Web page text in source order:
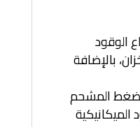
الوقود
بالإضافة
المشحم